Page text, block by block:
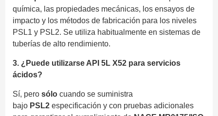
química, las propiedades mecánicas, los ensayos de
impacto y los métodos de fabricación para los niveles
PSL1 y PSL2. Se utiliza habitualmente en sistemas de
tuberías de alto rendimiento.
3. ¿Puede utilizarse API 5L X52 para servicios
ácidos?
Sí, perosólo cuando se suministra
bajo PSL2 especificación y con pruebas adicionales